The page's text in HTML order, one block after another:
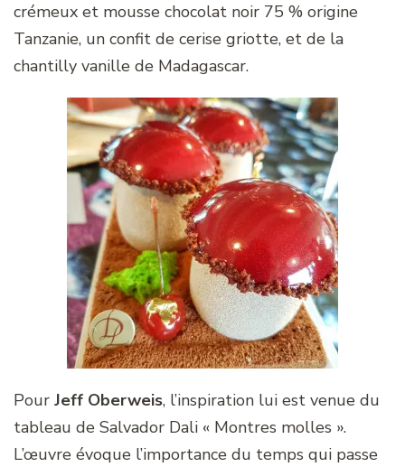
crémeux et mousse chocolat noir 75 % origine
Tanzanie, un confit de cerise griotte, et de la
chantilly vanille de Madagascar.
Pour Jeff Oberweis, l’inspiration lui est venue du
tableau de Salvador Dali « Montres molles ».
L’œuvre évoque l’importance du temps qui passe